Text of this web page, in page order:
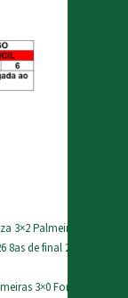
3×2 Palmeiras
de final 2o
3×0 Fortaleza